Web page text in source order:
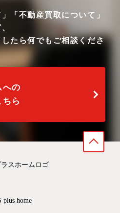
「不動産買取について」
たら何でもご相談くださ
への
ら
plus home